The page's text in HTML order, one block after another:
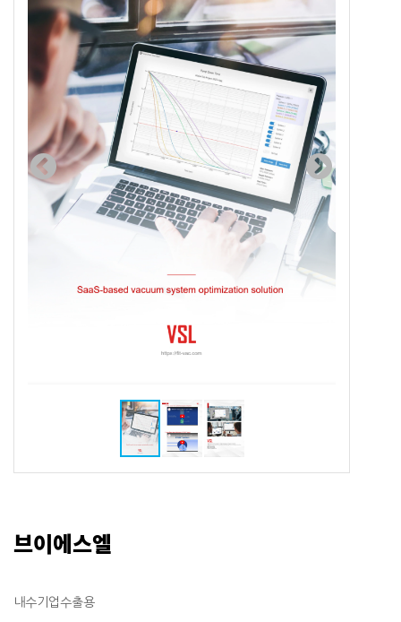
브이에스엘
내수기업수출용